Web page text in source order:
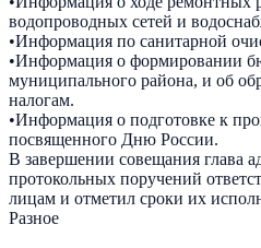
водопроводных сетей и
•Информация по санитарной
•Информация о формировании
муниципального района, и об
налогам.
•Информация о подготовке к
посвященного Дню России.
В завершении совещания глава
протокольных поручений
лицам и отметил сроки их
Разное